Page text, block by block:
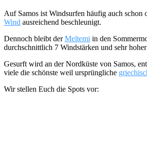
Auf Samos ist Windsurfen häufig auch schon
Wind ausreichend beschleunigt.
Dennoch bleibt derMeltemi in den
durchschnittlich 7 Windstärken und sehr
Gesurft wird an der Nordküste von Samos,
viele die schönste weil ursprüngliche
Wir stellen Euch die Spots vor: